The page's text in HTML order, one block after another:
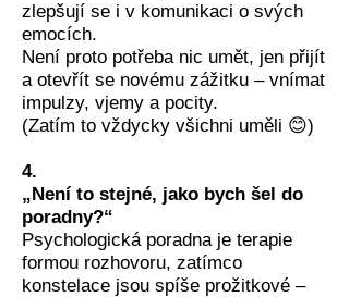
zlepšují se i v komunikaci o svých
emocích.
Není proto potřeba nic umět, jen přijít
a otevřít se novému zážitku – vnímat
impulzy, vjemy a pocity.
(Zatím to vždycky všichni uměli 😊)
4.
„Není to stejné, jako bych šel do
poradny?“
Psychologická poradna je terapie
formou rozhovoru, zatímco
konstelace jsou spíše prožitkové –